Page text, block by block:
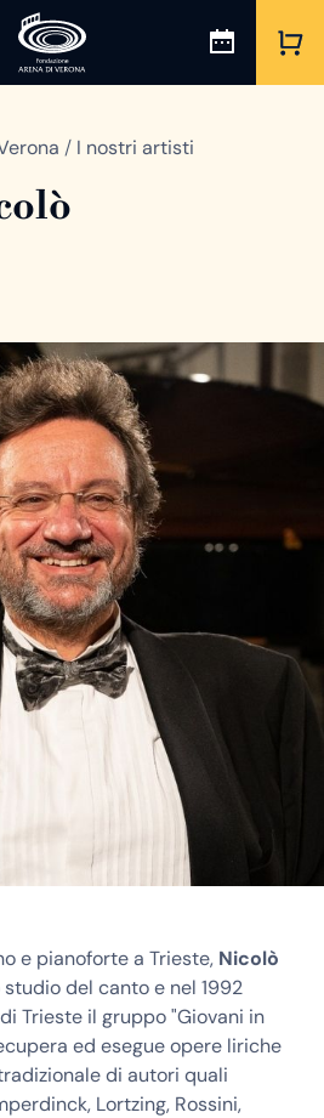
/ I nostri artisti
e pianoforte a Trieste, Nicolò
del canto e nel 1992
Trieste il gruppo "Giovani in
ed esegue opere liriche
di autori quali
Lortzing, Rossini,